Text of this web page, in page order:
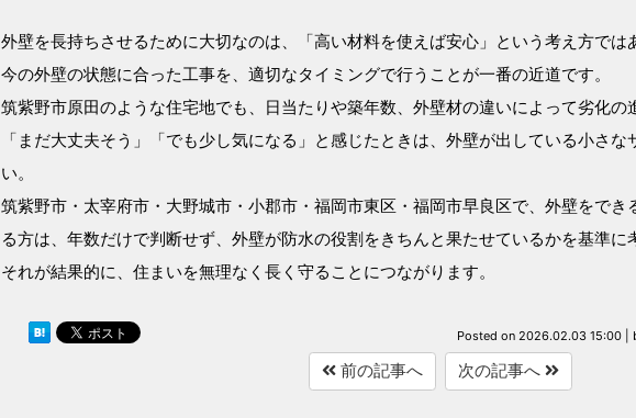
外壁を長持ちさせるために大切なのは、「高い材料を使えば安心」という考え方では
今の外壁の状態に合った工事を、適切なタイミングで行うことが一番の近道です。
筑紫野市原田のような住宅地でも、日当たりや築年数、外壁材の違いによって劣化の
「まだ大丈夫そう」「でも少し気になる」と感じたときは、外壁が出している小さ
い。
筑紫野市・太宰府市・大野城市・小郡市・福岡市東区・福岡市早良区で、外壁をでき
る方は、年数だけで判断せず、外壁が防水の役割をきちんと果たせているかを基準に
それが結果的に、住まいを無理なく長く守ることにつながります。
Posted on 2026.02.03 15:00|
前の記事へ 次の記事へ